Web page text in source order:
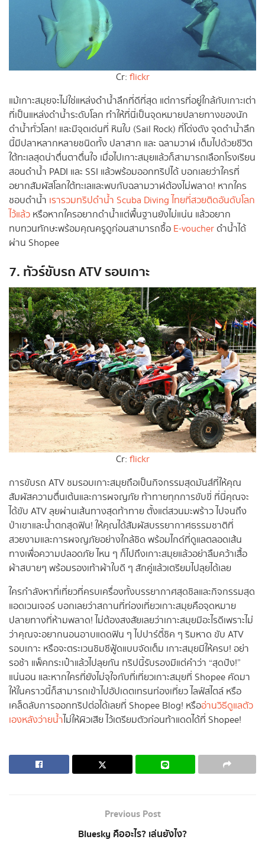
Cr: flickr
แม้เกาะสมุยจะไม่ใช่แหล่งดำน้ำลึกที่ดีที่สุด แต่การที่อยู่ใกล้กับเกาะเต่า
ที่เป็นแหล่งดำน้ำระดับโลก ทำให้ที่นี่เป็นจุดหมายปลายทางของนัก
ดำน้ำทั่วโลก! และมีจุดเด่นที่ หินใบ (Sail Rock) ที่โด่งดัง จุดดำน้ำลึก
นี้มีปลาหลากหลายชนิดทั้ง ปลาสาก และ ฉลามวาฬ เต็มไปด้วยชีวิต
ใต้ทะเลสุดน่าตื่นตาตื่นใจ เมื่อไปเกาะสมุยแล้วก็สามารถเลือกโรงเรียน
สอนดำน้ำ PADI และ SSI แล้วพร้อมออกทริปได้ บอกเลยว่าใครที่
อยากสัมผัสโลกใต้ทะเลและพบกับฉลามวาฬต้องไม่พลาด! หากใคร
ชอบดำน้ำ เรารวมทริปดำน้ำ Scuba Diving ไทยที่สวยติดอันดับโลก
ไว้แล้ว หรือหากใครอยากดำน้ำแต่พื้นฐานยังไม่แน่น แล้วอยาก
ทบทวนทักษะพร้อมคุณครูดูก่อนสามารถซื้อ E-voucherดำน้ำได้
ผ่าน Shopee
7. ทัวร์ขับรถ ATV รอบเกาะ
Cr: flickr
การขับรถ ATV ชมรอบเกาะสมุยถือเป็นกิจกรรมสุดมันส์ที่ให้คุณ
สัมผัสความตื่นเต้นและการผจญภัย ท้าทายทุกการขับขี่ ที่นี่คุณจะ
ได้ขับ ATV ลุยผ่านเส้นทางสุดท้าทาย ตั้งแต่สวนมะพร้าว ไปจนถึง
ป่าเขาและน้ำตกสุดฟิน! ให้คุณได้สัมผัสบรรยากาศธรรมชาติที่
สวยงามและการผจญภัยอย่างใกล้ชิด พร้อมไกด์ที่ดูแลตลอดเส้น
ทางเพื่อความปลอดภัย ไหน ๆ ก็ไปถึงเกาะสมุยแล้วอย่าลืมคว้าเสื้อ
ผ้าสบายๆ พร้อมรองเท้าผ้าใบดี ๆ สักคู่แล้วเตรียมไปลุยได้เลย
ใครกำลังหาที่เที่ยวที่ครบเครื่องทั้งบรรยากาศสุดชิลและกิจกรรมสุด
แอดเวนเจอร์ บอกเลยว่าสถานที่ท่องเที่ยวเกาะสมุยคือจุดหมาย
ปลายทางที่ห้ามพลาด! ไม่ต้องสงสัยเลยว่าเกาะสมุยมีอะไรดีเพราะไม่
ว่าคุณจะอยากนอนอาบแดดฟิน ๆ ไปปาร์ตี้ชิค ๆ ริมหาด ขับ ATV
รอบเกาะ หรือจะตระเวนชิมซีฟู้ดแบบจัดเต็ม เกาะสมุยมีให้ครบ! อย่า
รอช้า แพ็คกระเป๋าแล้วไปลุยกัน ทริปนี้รับรองมีแต่คำว่า “สุดปัง!”
แน่นอน และหากใครที่ยังไม่จุใจกับที่เที่ยวเกาะสมุยที่ Shopee คัดมา
ให้ในคราวนี้ก็สามารถเข้าไปอัปเดตเทรนท่องเที่ยว ไลฟ์สไตล์ หรือ
เคล็ดลับการออกทริปต่อได้เลยที่ Shopee Blog! หรืออ่านวิธีดูแลตัว
เองหลังว่ายน้ำไม่ให้ผิวเสีย ไว้เตรียมตัวก่อนท้าแดดได้ที่ Shopee!
Previous Post
Bluesky คืออะไร? เล่นยังไง?